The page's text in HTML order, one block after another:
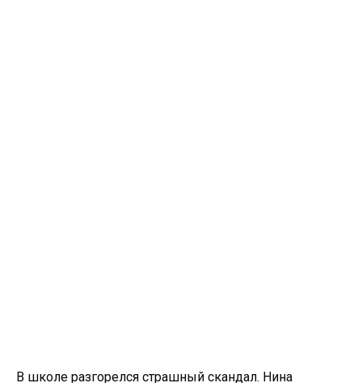
В школе разгорелся страшный скандал. Нина